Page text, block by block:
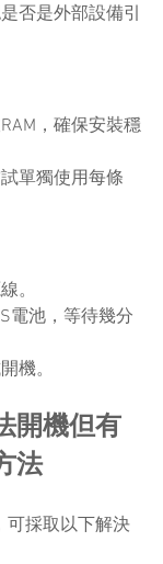
否是外部設備引
，確保安裝穩
單獨使用每條
。
電池，等待幾分
機。
開機但有
法
可採取以下解決